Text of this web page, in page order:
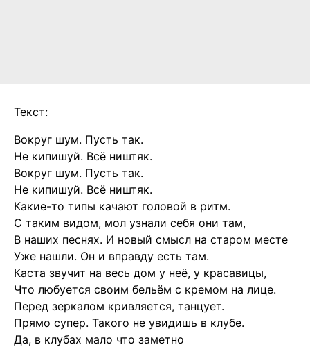
Текст:
Вокруг шум. Пусть так.
Не кипишуй. Всё ништяк.
Вокруг шум. Пусть так.
Не кипишуй. Всё ништяк.
Какие-то типы качают головой в ритм.
С таким видом, мол узнали себя они там,
В наших песнях. И новый смысл на старом месте
Уже нашли. Он и вправду есть там.
Каста звучит на весь дом у неё, у красавицы,
Что любуется своим бельём с кремом на лице.
Перед зеркалом кривляется, танцует.
Прямо супер. Такого не увидишь в клубе.
Да, в клубах мало что заметно